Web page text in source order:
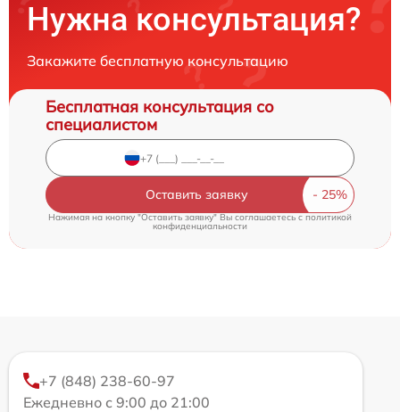
Нужна консультация?
Закажите бесплатную консультацию
Бесплатная консультация со
специалистом
Оставить заявку
Нажимая на кнопку "Оставить заявку" Вы соглашаетесь cполитикой
конфиденциальности
+7 (848) 238-60-97
Ежедневно с 9:00 до 21:00